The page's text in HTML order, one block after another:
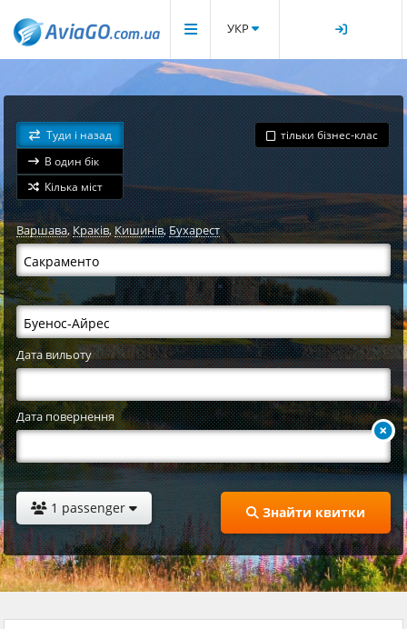
УКР
Туди і назад
В один бік
Кілька міст
тільки бізнес-клас
Варшава,Краків,Кишинів,Бухарест
Дата вильоту
Дата повернення
1 passenger Знайти квитки